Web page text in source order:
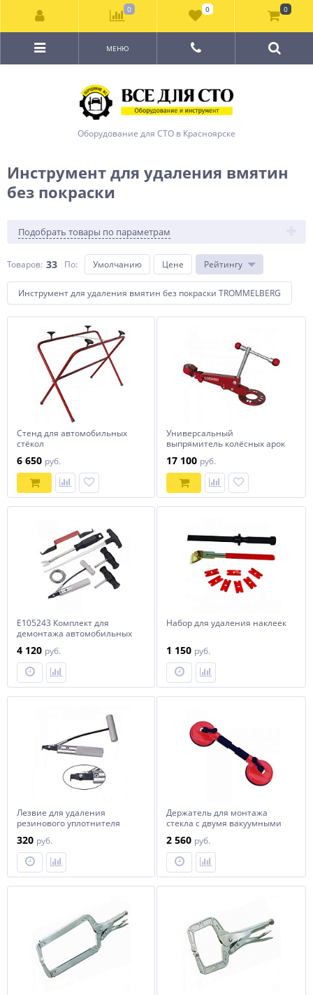
Оборудование для СТО в Красноярске
МЕНЮ
Инструмент для удаления вмятин
без покраски
Подобрать товары по параметрам
Товаров: 33 По: Умолчанию Цене Рейтингу
Инструмент для удаления вмятин без покраски TROMMELBERG
Стенд для автомобильных
стёкол
6 650 руб.
Универсальный
выпрямитель колёсных арок
17 100 руб.
E105243 Комплект для
демонтажа автомобильных
4 120 руб.
Набор для удаления наклеек
1 150 руб.
Лезвие для удаления
резинового уплотнителя
320 руб.
Держатель для монтажа
стекла с двумя вакуумными
2 560 руб.
0 0 0